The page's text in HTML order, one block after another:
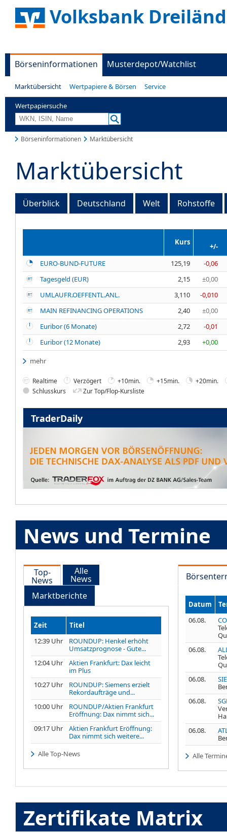
Volksbank
Börseninformationen Musterdepot/Watchlist
Marktübersicht Wertpapiere & Börsen Service
Wertpapiersuche
Börseninformationen Marktübersicht
Marktübersicht
Überblick Deutschland Welt Rohstoffe
Kurs
+/-
EURO-BUND-FUTURE
125,19
-0,06
Tagesgeld (EUR)
2,15
±0,00
UMLAUFR.OEFFENTL.ANL.
3,110
-0,010
MAIN REFINANCING OPERATIONS
2,40
±0,00
Euribor (6 Monate)
2,72
-0,01
Euribor (12 Monate)
2,93 +0,00
mehr
Realtime Verzögert +10min. +15min.
+20min.
Schlusskurs
Zur Top/Flop-Kursliste
TraderDaily
News und Termine
Top-
News
Alle
News
Marktberichte
Zeit
Titel
12:39 Uhr
ROUNDUP: Henkel erhöht
Umsatzprognose - Gute...
12:04 Uhr
Aktien Frankfurt: Dax leicht
im Plus
10:27 Uhr
ROUNDUP: Siemens erzielt
Rekordaufträge und...
10:00 Uhr
ROUNDUP/Aktien Frankfurt
Eröffnung: Dax nimmt sich...
09:17 Uhr
Aktien Frankfurt Eröffnung:
Dax nimmt sich weitere...
Alle Top-News
Datum
06.08.
06.08.
06.08.
06.08.
06.08.
Alle
Zertifikate Matrix